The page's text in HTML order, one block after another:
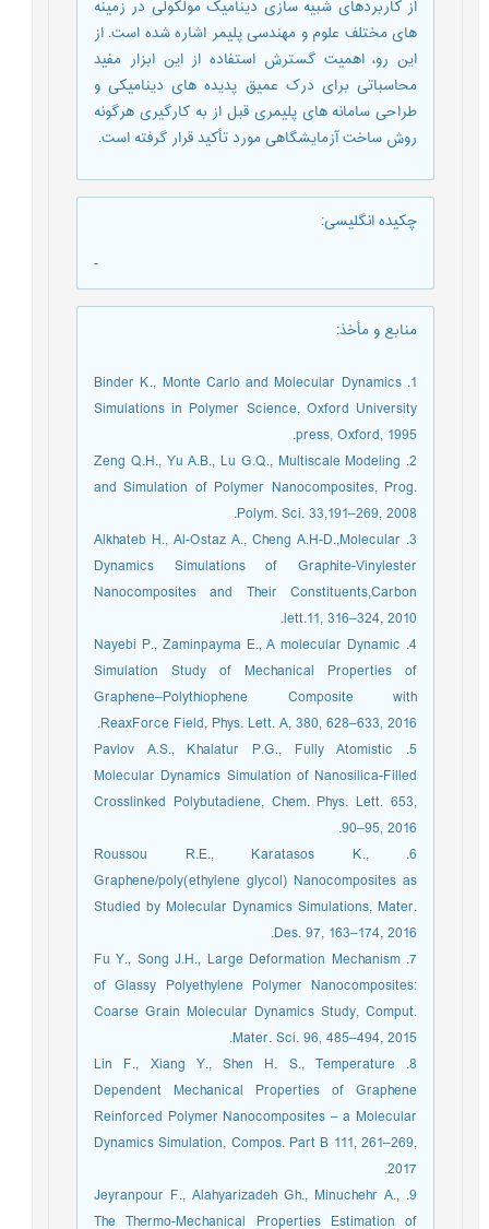
از کاربردهای شبیه سازی دینامیک مولکولی در زمینه
های مختلف علوم و مهندسی پلیمر اشاره شده است. از
این رو، اهمیت گسترش استفاده از این ابزار مفید
محاسباتی برای درک عمیق پدیده های دینامیکی و
طراحی سامانه های پلیمری قبل از به کارگیری هرگونه
روش ساخت آزمایشگاهی مورد تأکید قرار گرفته است.
چکیده انگلیسی:
منابع و مأخذ:
1. Binder K., Monte Carlo and Molecular Dynamics
Simulations in Polymer Science, Oxford University
press, Oxford, 1995.
2. Zeng Q.H., Yu A.B., Lu G.Q., Multiscale Modeling
and Simulation of Polymer Nanocomposites, Prog.
Polym. Sci. 33,191‒269, 2008.
3. Alkhateb H., Al-Ostaz A., Cheng A.H-D.,Molecular
Dynamics Simulations of Graphite-Vinylester
Nanocomposites and Their Constituents,Carbon
lett.11, 316‒324, 2010.
4. Nayebi P., Zaminpayma E., A molecular Dynamic
Simulation Study of Mechanical Properties of
Graphene–Polythiophene Composite with
ReaxForce Field, Phys. Lett. A, 380, 628–633, 2016.
5. Pavlov A.S., Khalatur P.G., Fully Atomistic
Molecular Dynamics Simulation of Nanosilica-Filled
Crosslinked Polybutadiene, Chem. Phys. Lett. 653,
90–95, 2016.
6. Roussou R.E., Karatasos K.,
Graphene/poly(ethylene glycol) Nanocomposites as
Studied by Molecular Dynamics Simulations, Mater.
Des. 97, 163–174, 2016.
7. Fu Y., Song J.H., Large Deformation Mechanism
of Glassy Polyethylene Polymer Nanocomposites:
Coarse Grain Molecular Dynamics Study, Comput.
Mater. Sci. 96, 485–494, 2015.
8. Lin F., Xiang Y., Shen H. S., Temperature
Dependent Mechanical Properties of Graphene
Reinforced Polymer Nanocomposites – a Molecular
Dynamics Simulation, Compos. Part B 111, 261‒269,
2017.
9. Jeyranpour F., Alahyarizadeh Gh., Minuchehr A.,
The Thermo-Mechanical Properties Estimation of